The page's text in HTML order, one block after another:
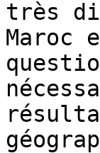
très
Maroc